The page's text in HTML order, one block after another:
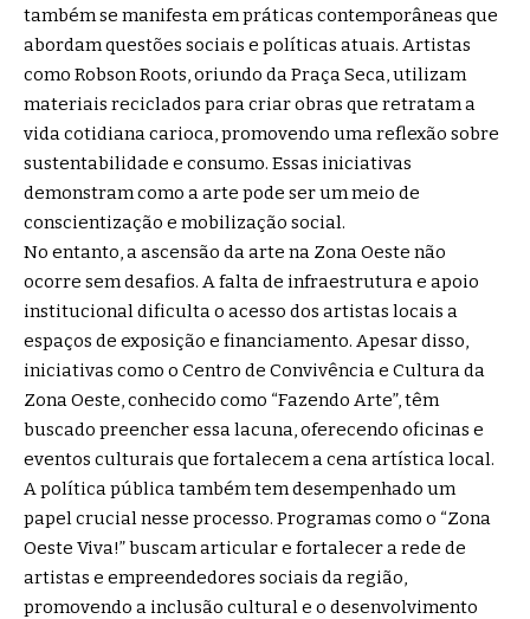
também se manifesta em práticas contemporâneas que
abordam questões sociais e políticas atuais. Artistas
como Robson Roots, oriundo da Praça Seca, utilizam
materiais reciclados para criar obras que retratam a
vida cotidiana carioca, promovendo uma reflexão sobre
sustentabilidade e consumo. Essas iniciativas
demonstram como a arte pode ser um meio de
conscientização e mobilização social.
No entanto, a ascensão da arte na Zona Oeste não
ocorre sem desafios. A falta de infraestrutura e apoio
institucional dificulta o acesso dos artistas locais a
espaços de exposição e financiamento. Apesar disso,
iniciativas como o Centro de Convivência e Cultura da
Zona Oeste, conhecido como “Fazendo Arte”, têm
buscado preencher essa lacuna, oferecendo oficinas e
eventos culturais que fortalecem a cena artística local.
A política pública também tem desempenhado um
papel crucial nesse processo. Programas como o “Zona
Oeste Viva!” buscam articular e fortalecer a rede de
artistas e empreendedores sociais da região,
promovendo a inclusão cultural e o desenvolvimento